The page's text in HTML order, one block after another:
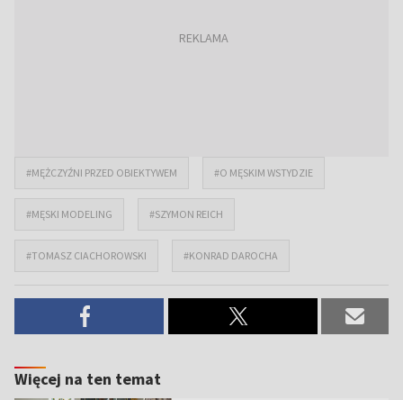
#MĘŻCZYŹNI PRZED OBIEKTYWEM #O MĘSKIM WSTYDZIE
#MĘSKI MODELING #SZYMON REICH
#TOMASZ CIACHOROWSKI #KONRAD DAROCHA
Więcej na ten temat